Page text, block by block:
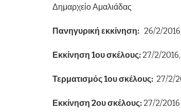
Δημαρχείο Αμαλιάδας
Πανηγυρική εκκίνηση: 26/2/2016
Εκκίνηση 1ου σκέλους: 27/2/
Τερματισμός 1ου σκέλους: 27/2/
Εκκίνηση 2ου σκέλους: 27/2/